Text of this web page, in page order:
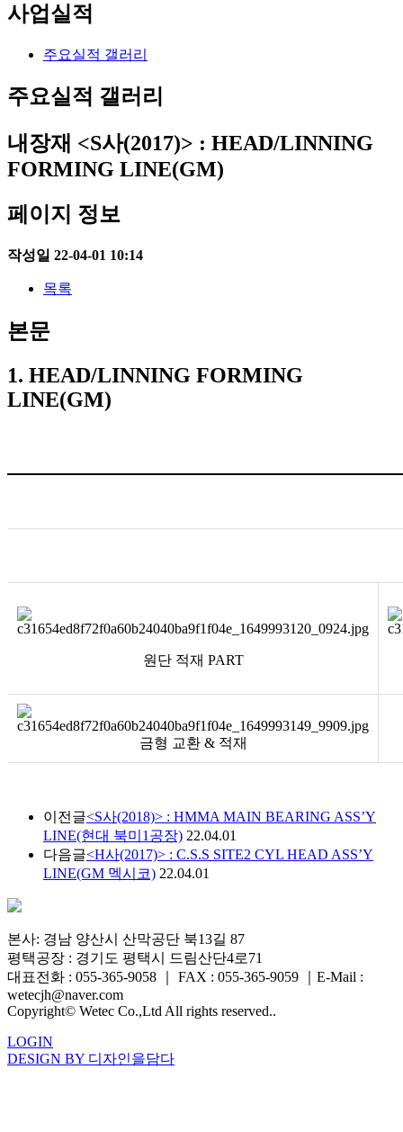
사업실적
주요실적 갤러리
주요실적 갤러리
내장재 <S사(2017)> : HEAD/LINNING
FORMING LINE(GM)
페이지 정보
작성일 22-04-01 10:14
목록
본문
1. HEAD/LINNING FORMING
LINE(GM)
원단 적재 PART
금형 교환 & 적재
이전글<S사(2018)> : HMMA MAIN BEARING ASS’Y
LINE(현대 북미1공장) 22.04.01
다음글<H사(2017)> : C.S.S SITE2 CYL HEAD ASS’Y
LINE(GM 멕시코) 22.04.01
본사: 경남 양산시 산막공단 북13길 87
평택공장 : 경기도 평택시 드림산단4로71
대표전화 : 055-365-9058
FAX : 055-365-9059
E-Mail :
wetecjh@naver.com
Copyright© Wetec Co.,Ltd All rights reserved..
LOGIN
DESIGN BY 디자인을담다